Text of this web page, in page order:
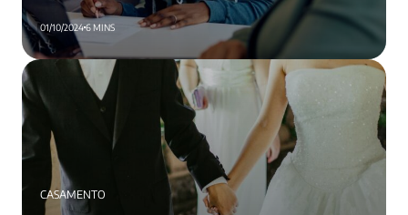
01/10/20246 MINS
Casamento por adesão: o que é e 5 dicas para fazer o seu
CASAMENTO